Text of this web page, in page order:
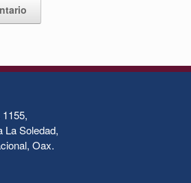
La Soledad,
Oax.